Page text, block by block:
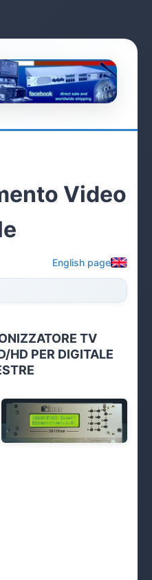
Video
English page
TV
HD PER DIGITALE